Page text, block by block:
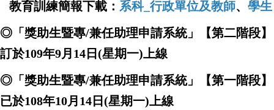
教育訓練簡報下載： 系科_行政單位及教師、 學生
◎「獎助生暨專/兼任助理申請系統」【第二階段】
訂於109年9月14日(星期一)上線
◎「獎助生暨專/兼任助理申請系統」【第一階段】
已於108年10月14日(星期一)上線